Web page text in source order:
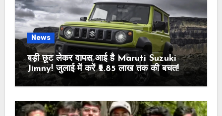
News
बड़ी छूट लेकर वापस आई है Maruti Suzuki
Jimny! जुलाई में करें ₹2.85 लाख तक की बचत!